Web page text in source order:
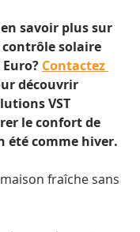
savoir plus sur
solaire
Contactez
découvrir
VST
le confort de
comme hiver.
fraîche sans